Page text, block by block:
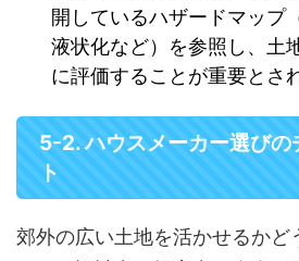
開しているハザードマップ
液状化など）を参照し、土
に評価することが重要とさ
5-2. ハウスメーカー選びの
ト
郊外の広い土地を活かせるかど